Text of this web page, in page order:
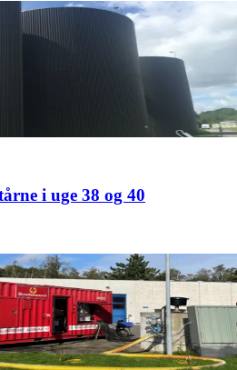
i uge 38 og 40